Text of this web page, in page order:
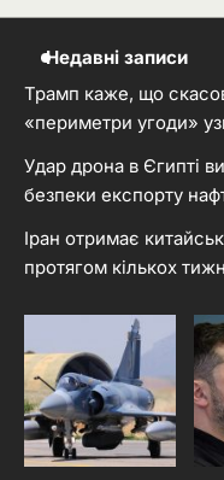
Недавні записи
Трамп каже, що
«периметри угоди»
Удар дрона в Єгипті
безпеки експорту
Іран отримає
протягом кількох